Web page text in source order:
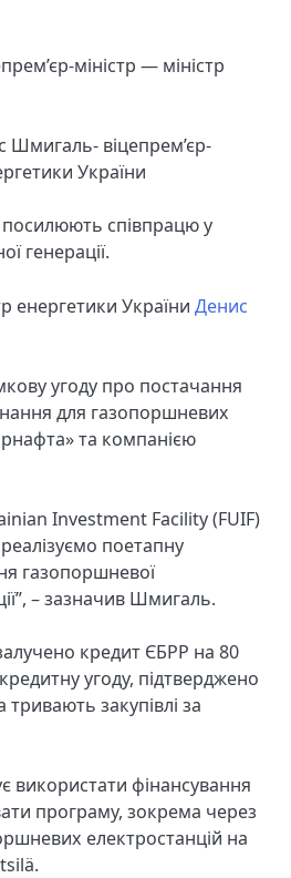
міністр — міністр
віцепрем’єр-
України
посилюють співпрацю у
генерації.
енергетики України Денис
угоду про постачання
для газопоршневих
та компанією
Investment Facility (FUIF)
поетапну
газопоршневої
– зазначив Шмигаль.
кредит ЄБРР на 80
угоду, підтверджено
закупівлі за
використати фінансування
програму, зокрема через
електростанцій на